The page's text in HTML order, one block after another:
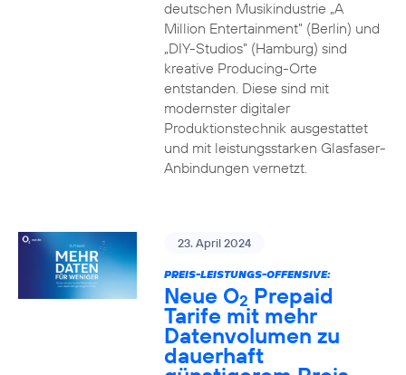
deutschen Musikindustrie „A
Million Entertainment” (Berlin) und
„DIY-Studios” (Hamburg) sind
kreative Producing-Orte
entstanden. Diese sind mit
modernster digitaler
Produktionstechnik ausgestattet
und mit leistungsstarken Glasfaser-
Anbindungen vernetzt.
23. April 2024
PREIS-LEISTUNGS-OFFENSIVE:
Neue O2 Prepaid
Tarife mit mehr
Datenvolumen zu
dauerhaft